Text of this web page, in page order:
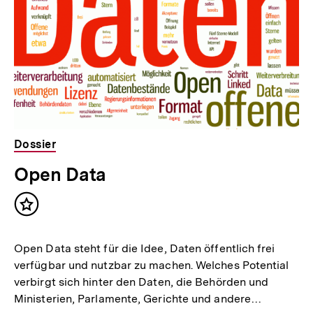
:
Dossier
Open Data
Inhalt
Open Data steht für die Idee, Daten öffentlich frei
verfügbar und nutzbar zu machen. Welches Potential
verbirgt sich hinter den Daten, die Behörden und
Ministerien, Parlamente, Gerichte und andere…